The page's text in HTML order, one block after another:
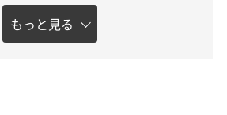
もっと見る